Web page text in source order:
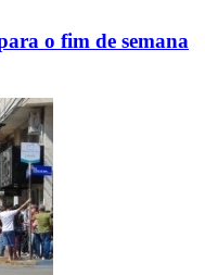
o fim de semana